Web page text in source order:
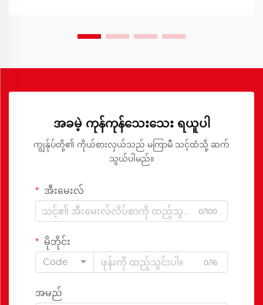
အခမဲ့ ကုန်ကုန်သေးသေး ရယူပါ
ကျွန်ုပ်တို့၏ ကိုယ်စားလှယ်သည် မကြာမီ သင့်ထံသို့ ဆက်
သွယ်ပါမည်။
အီးမေးလ်
0/100
မိုဘိုင်း
Code
0/16
အမည်